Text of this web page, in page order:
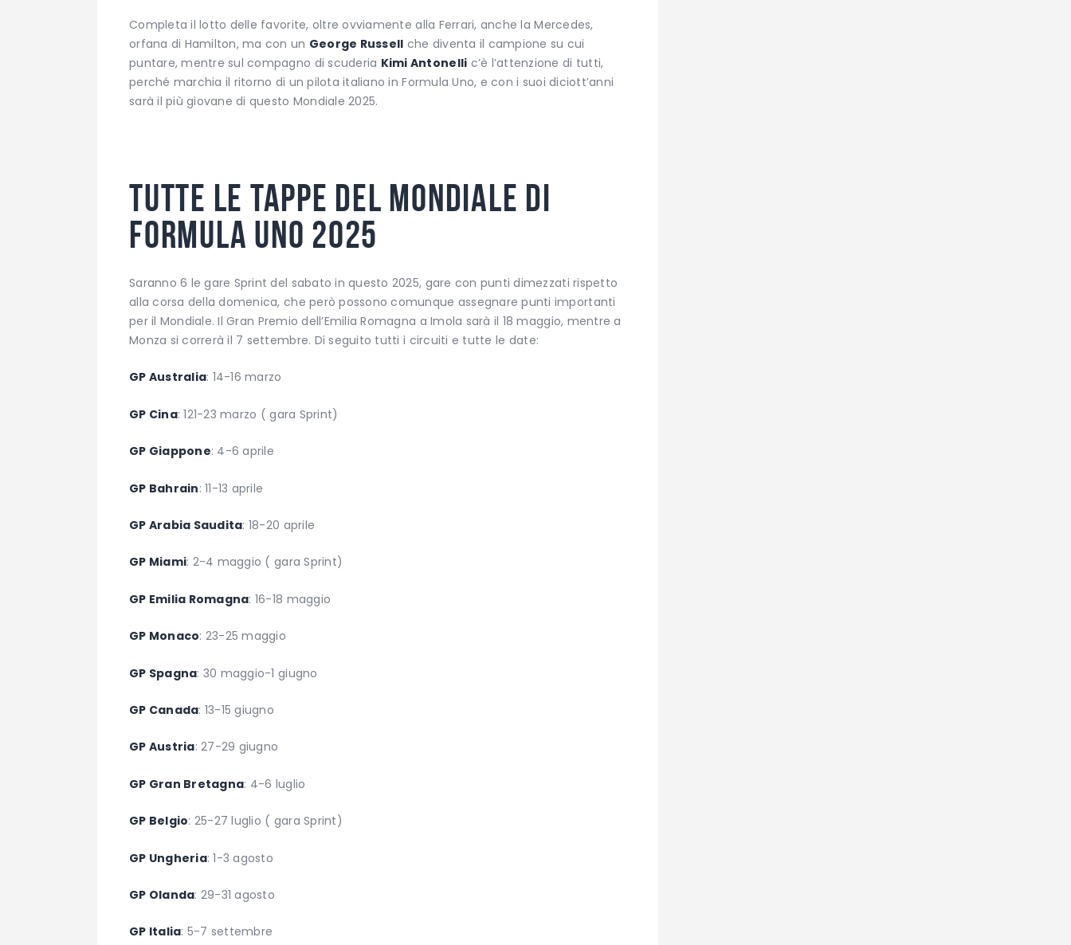
Completa il lotto delle favorite, oltre ovviamente alla Ferrari, anche la Mercedes,
orfana di Hamilton, ma con un George Russell che diventa il campione su cui
puntare, mentre sul compagno di scuderia Kimi Antonelli c’è l’attenzione di tutti,
perché marchia il ritorno di un pilota italiano in Formula Uno, e con i suoi diciott’anni
sarà il più giovane di questo Mondiale 2025.
Tutte le tappe del Mondiale di
Formula Uno 2025
Saranno 6 le gare Sprint del sabato in questo 2025, gare con punti dimezzati rispetto
alla corsa della domenica, che però possono comunque assegnare punti importanti
per il Mondiale. Il Gran Premio dell’Emilia Romagna a Imola sarà il 18 maggio, mentre a
Monza si correrà il 7 settembre. Di seguito tutti i circuiti e tutte le date:
GP Australia: 14-16 marzo
GP Cina: 121-23 marzo ( gara Sprint)
GP Giappone: 4-6 aprile
GP Bahrain: 11-13 aprile
GP Arabia Saudita: 18-20 aprile
GP Miami: 2-4 maggio ( gara Sprint)
GP Emilia Romagna: 16-18 maggio
GP Monaco: 23-25 maggio
GP Spagna: 30 maggio-1 giugno
GP Canada: 13-15 giugno
GP Austria: 27-29 giugno
GP Gran Bretagna: 4-6 luglio
GP Belgio: 25-27 luglio ( gara Sprint)
GP Ungheria: 1-3 agosto
GP Olanda: 29-31 agosto
GP Italia: 5-7 settembre